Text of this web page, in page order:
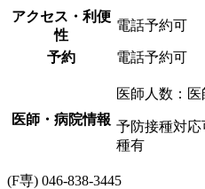
アクセス・利便
性
電話予約可
予約 電話予約可
医師・病院情報
医師人数：医
予防接種対
種有
(F専) 046-838-3445